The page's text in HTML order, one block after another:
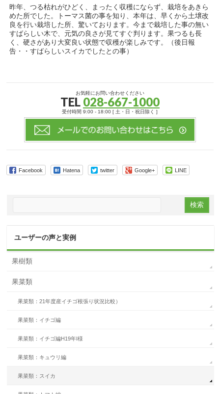
昨年、つる枯れがひどく、まったく収穫にならず、栽培をあきら
めた所でした。トーマス菌の事を知り、本年は、早くから土壌改
良を行い栽培した所、驚いております。今まで栽培した事の無い
すばらしい木で、元気の良さが見てすぐ判ります。果つるも長
く、硬さがあり大変良い状態で収穫が楽しみです。（後日報
告・・すばらしいスイカでしたとの事）
お気軽にお問い合わせください
TEL 028-667-1000
受付時間 9:00 - 18:00 [ 土・日・祝日除く ]
Facebook Hatena twitter Google+ LINE
ユーザーの声と実例
果樹類
果菜類
果菜類：21年度産イチゴ根張り状況比較）
果菜類：イチゴ編
果菜類：イチゴ編H19年I様
果菜類：キュウリ編
果菜類：スイカ